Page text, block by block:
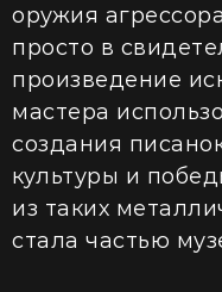
оружия
просто в
произведение
мастера
создания
культуры и
из таких
стала частью